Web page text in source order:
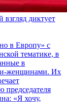
диктует
в Европу» с
тематике, в
в
женщинами. Их
председателя
«Я хочу,